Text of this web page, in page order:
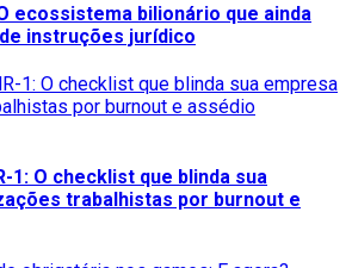
ecossistema bilionário que ainda
instruções jurídico
1: O checklist que blinda sua
trabalhistas por burnout e